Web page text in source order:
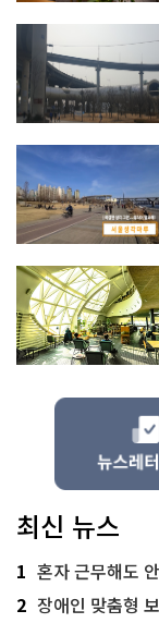
최신 뉴스
1 혼자 근무해도
2 장애인 맞춤형 보